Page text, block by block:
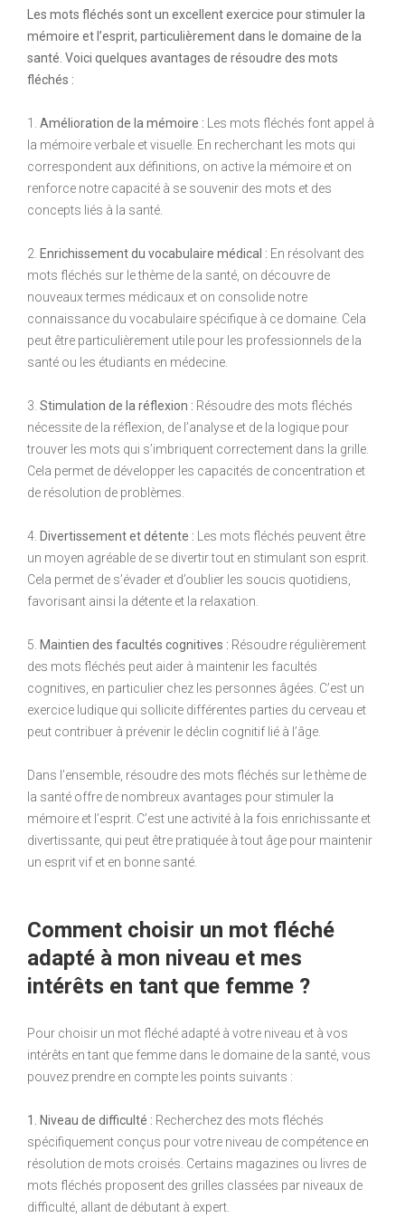
Les mots fléchés sont un excellent exercice pour stimuler la
mémoire et l’esprit, particulièrement dans le domaine de la
santé. Voici quelques avantages de résoudre des mots
fléchés :
1. Amélioration de la mémoire : Les mots fléchés font appel à
la mémoire verbale et visuelle. En recherchant les mots qui
correspondent aux définitions, on active la mémoire et on
renforce notre capacité à se souvenir des mots et des
concepts liés à la santé.
2. Enrichissement du vocabulaire médical : En résolvant des
mots fléchés sur le thème de la santé, on découvre de
nouveaux termes médicaux et on consolide notre
connaissance du vocabulaire spécifique à ce domaine. Cela
peut être particulièrement utile pour les professionnels de la
santé ou les étudiants en médecine.
3. Stimulation de la réflexion : Résoudre des mots fléchés
nécessite de la réflexion, de l’analyse et de la logique pour
trouver les mots qui s’imbriquent correctement dans la grille.
Cela permet de développer les capacités de concentration et
de résolution de problèmes.
4. Divertissement et détente : Les mots fléchés peuvent être
un moyen agréable de se divertir tout en stimulant son esprit.
Cela permet de s’évader et d’oublier les soucis quotidiens,
favorisant ainsi la détente et la relaxation.
5. Maintien des facultés cognitives : Résoudre régulièrement
des mots fléchés peut aider à maintenir les facultés
cognitives, en particulier chez les personnes âgées. C’est un
exercice ludique qui sollicite différentes parties du cerveau et
peut contribuer à prévenir le déclin cognitif lié à l’âge.
Dans l’ensemble, résoudre des mots fléchés sur le thème de
la santé offre de nombreux avantages pour stimuler la
mémoire et l’esprit. C’est une activité à la fois enrichissante et
divertissante, qui peut être pratiquée à tout âge pour maintenir
un esprit vif et en bonne santé.
Comment choisir un mot fléché
adapté à mon niveau et mes
intérêts en tant que femme ?
Pour choisir un mot fléché adapté à votre niveau et à vos
intérêts en tant que femme dans le domaine de la santé, vous
pouvez prendre en compte les points suivants :
1. Niveau de difficulté : Recherchez des mots fléchés
spécifiquement conçus pour votre niveau de compétence en
résolution de mots croisés. Certains magazines ou livres de
mots fléchés proposent des grilles classées par niveaux de
difficulté, allant de débutant à expert.